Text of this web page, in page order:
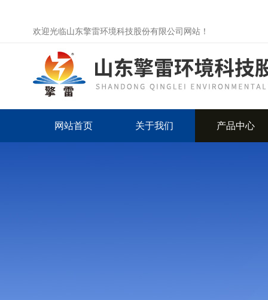
欢迎光临山东擎雷环境科技股份有限公司网站！
网站首页 关于我们 产品中心